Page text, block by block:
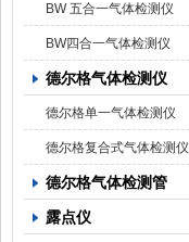
BW 五合一气体检测仪
BW四合一气体检测仪
德尔格气体检测仪
德尔格单一气体检测仪
德尔格复合式气体检测仪
德尔格气体检测管
露点仪